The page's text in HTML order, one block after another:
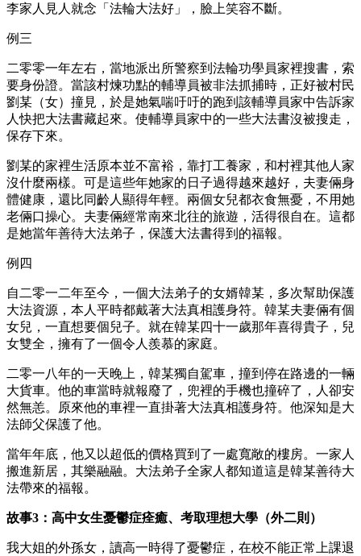
李家人見人就念「法輪大法好」，臉上笑容不斷。
例三
二零零一年左右，當地派出所警察到法輪功學員家裡搜書，索
要身份證。當該村煉功點的輔導員被非法抓捕時，正好被村民
劉某（女）撞見，於是她氣喘吁吁的跑到該輔導員家中告訴家
人快把大法書藏起來。使輔導員家中的一些大法書沒被搜走，
保存下來。
劉某的家裡生活原本並不富裕，靠打工養家，和村裡其他人家
沒什麼兩樣。可是這些年她家的日子過得越來越好，夫妻倆身
體健康，還比同齡人顯得年輕。兩個女兒都衣食無憂，不用她
老倆口操心。夫妻倆經常南來北往的旅遊，活得很自在。這都
是她當年善待大法弟子，保護大法書得到的福報。
例四
自二零一二年至今，一個大法弟子的女婿韓某，多次幫助保護
大法資源，本人平時都戴著大法真相護身符。韓某夫妻倆有個
女兒，一直想要個兒子。就在韓某四十一歲那年喜得貴子，兒
女雙全，擁有了一個令人羨慕的家庭。
二零一八年的一天晚上，韓某獨自駕車，撞到停在路邊的一輛
大貨車。他的車當時就報廢了，兜裡的手機也撞碎了，人卻安
然無恙。原來他的車裡一直掛著大法真相護身符。他深知是大
法師父保護了他。
當年年底，他又以超低的價格買到了一處寬敞的樓房。一家人
搬進新居，其樂融融。大法弟子全家人都知道這是韓某善待大
法帶來的福報。
故事3：高中女生憂鬱症痊癒、考取理想大學（外二則）
我大姐的外孫女，讀高一時得了憂鬱症，在校不能正常上課退